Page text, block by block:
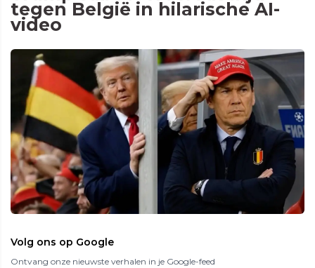
tegen België in hilarische AI-
video
Volg ons op Google
Ontvang onze nieuwste verhalen in je Google-feed